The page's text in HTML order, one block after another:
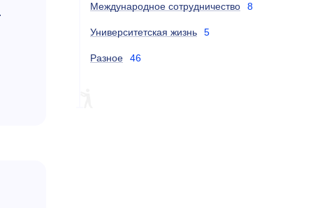
Международное сотрудничество 8
Университетская жизнь 5
Разное 46